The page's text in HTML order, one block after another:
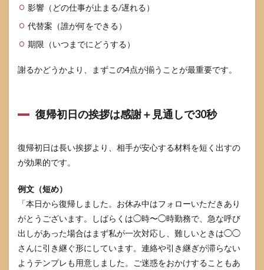
負担
りは
可視
化し
と解
7.3
帰初
けで
を変
と安
定す
る
8
よく
影響（どの仕事が止まる/遅れる）
代替案（誰が何をできる）
期限（いつまでにどうする）
謝るかどうかより、まずこの4点が揃うことが最重要です。
復帰初日の挨拶は感謝＋見通しで30秒
復帰初日は長い挨拶より、相手が安心する材料を短く出すの
が効果的です。
例文（短め）
「本日から復帰しました。お休み中はフォローいただきあり
がとうございます。しばらくは◯時〜◯時勤務で、急な呼び
出しがあった場合はまず私が一次対応し、難しいときは◯◯
さんに引き継ぐ形にしています。連絡や引き継ぎが滞らない
ようテンプレも用意しました。ご迷惑をおかけすることもあ